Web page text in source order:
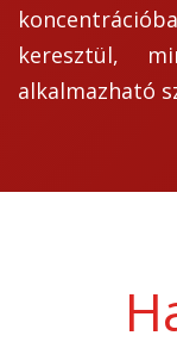
keresztül,
alkalmazható